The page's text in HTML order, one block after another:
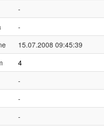
-
-
15.07.2008 09:45:39
4
-
-
-